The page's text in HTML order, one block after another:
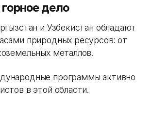
горное дело
и Узбекистан обладают
природных ресурсов: от
металлов.
программы активно
в этой области.